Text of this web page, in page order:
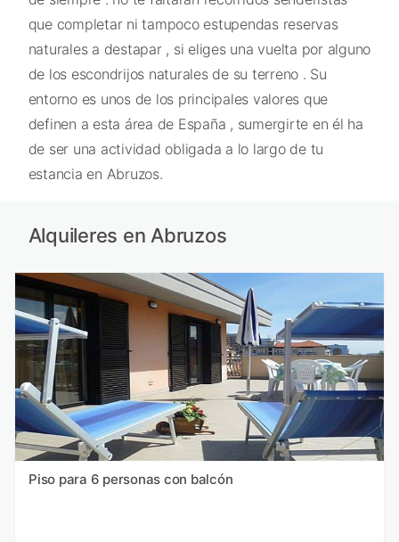
que completar ni tampoco estupendas reservas
naturales a destapar , si eliges una vuelta por alguno
de los escondrijos naturales de su terreno . Su
entorno es unos de los principales valores que
definen a esta área de España , sumergirte en él ha
de ser una actividad obligada a lo largo de tu
estancia en Abruzos.
Alquileres en Abruzos
Piso para 6 personas con balcón